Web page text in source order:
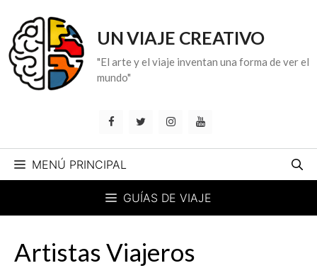
contenido
UN VIAJE CREATIVO
"El arte y el viaje inventan una forma de ver el
mundo"
MENÚ PRINCIPAL
GUÍAS DE VIAJE
Artistas Viajeros